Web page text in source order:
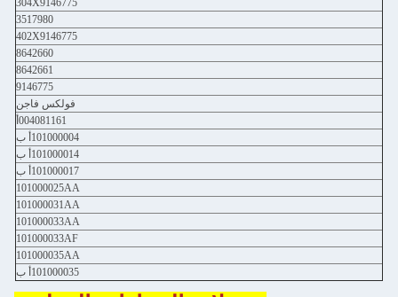
304X9146775
3517980
402X9146775
8642660
8642661
9146775
فولكس فاجن
004081161أ
101000004أ ب
101000014أ ب
101000017أ ب
101000025AA
101000031AA
101000033AA
101000033AF
101000035AA
101000035أ ب